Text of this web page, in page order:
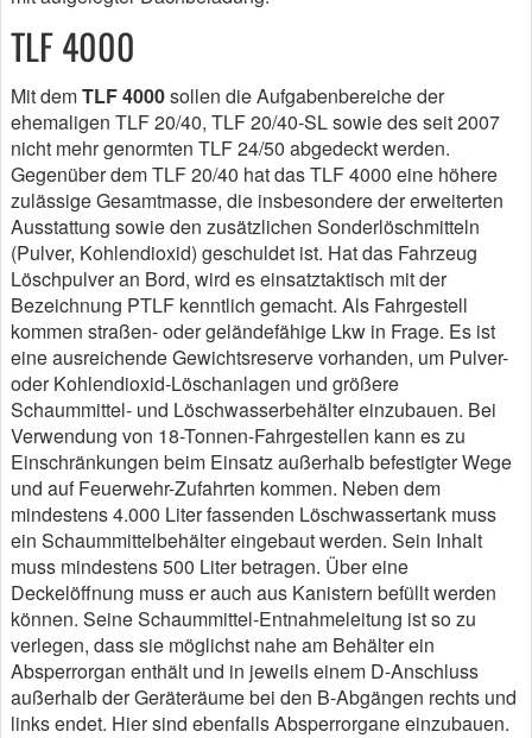
TLF 4000
Mit demTLF 4000sollen die Aufgabenbereiche der
ehemaligen TLF 20/40, TLF 20/40-SL sowie des seit 2007
nicht mehr genormten TLF 24/50 abgedeckt werden.
Gegenüber dem TLF 20/40 hat das TLF 4000 eine höhere
zulässige Gesamtmasse, die insbesondere der erweiterten
Ausstattung sowie den zusätzlichen Sonderlöschmitteln
(Pulver, Kohlendioxid) geschuldet ist. Hat das Fahrzeug
Löschpulver an Bord, wird es einsatztaktisch mit der
Bezeichnung PTLF kenntlich gemacht. Als Fahrgestell
kommen straßen- oder geländefähige Lkw in Frage. Es ist
eine ausreichende Gewichtsreserve vorhanden, um Pulver-
oder Kohlendioxid-Löschanlagen und größere
Schaummittel- und Löschwasserbehälter einzubauen. Bei
Verwendung von 18-Tonnen-Fahrgestellen kann es zu
Einschränkungen beim Einsatz außerhalb befestigter Wege
und auf Feuerwehr-Zufahrten kommen. Neben dem
mindestens 4.000 Liter fassenden Löschwassertank muss
ein Schaummittelbehälter eingebaut werden. Sein Inhalt
muss mindestens 500 Liter betragen. Über eine
Deckelöffnung muss er auch aus Kanistern befüllt werden
können. Seine Schaummittel-Entnahmeleitung ist so zu
verlegen, dass sie möglichst nahe am Behälter ein
Absperrorgan enthält und in jeweils einem D-Anschluss
außerhalb der Geräteräume bei den B-Abgängen rechts und
links endet. Hier sind ebenfalls Absperrorgane einzubauen.